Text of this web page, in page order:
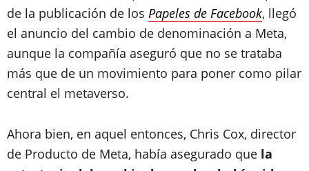
de la publicación de los Papeles de Facebook, llegó
el anuncio del cambio de denominación a Meta,
aunque la compañía aseguró que no se trataba
más que de un movimiento para poner como pilar
central el metaverso.
Ahora bien, en aquel entonces, Chris Cox, director
de Producto de Meta, había asegurado que la